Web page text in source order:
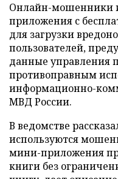
Онлайн-мошенники
приложения с
для загрузки
пользователей,
данные управления
противоправным
информационно-
МВД России.
В ведомстве
используются
мини-приложения
книги без